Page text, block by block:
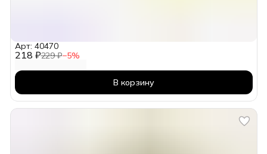
218 ₽229 ₽−5%
Арт: 40470
В корзину